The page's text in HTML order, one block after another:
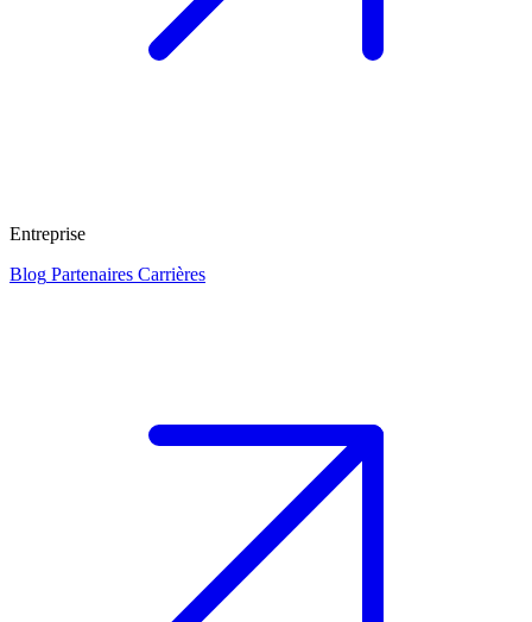
Entreprise
Blog Partenaires Carrières